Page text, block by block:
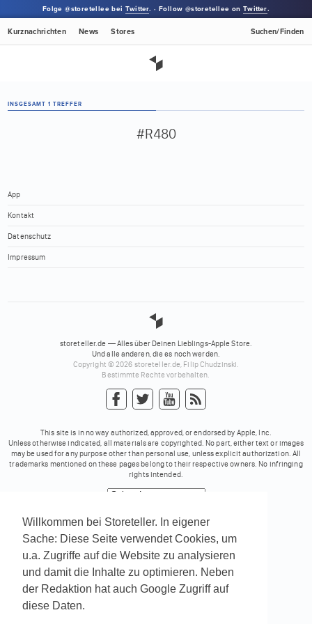
Willkommen bei Storeteller. In eigener
Sache: Diese Seite verwendet Cookies, um
u.a. Zugriffe auf die Website zu analysieren
und damit die Inhalte zu optimieren. Neben
der Redaktion hat auch Google Zugriff auf
diese Daten.
Folge @storetellee beiTwitter. · Follow @storetellee onTwitter.
Kurznachrichten News Stores Suchen/Finden
INSGESAMT 1 TREFFER
#R480
App
Kontakt
Datenschutz
Impressum
storeteller.de — Alles über Deinen Lieblings-Apple Store.
Und alle anderen, die es noch werden.
Copyright © 2026 storeteller.de, Filip Chudzinski.
Bestimmte Rechte vorbehalten.
This site is in no way authorized, approved, or endorsed by Apple, Inc.
Unless otherwise indicated, all materials are copyrighted. No part, either text or images
may be used for any purpose other than personal use, unless explicit authorization. All
trademarks mentioned on these pages belong to their respective owners. No infringing
rights intended.